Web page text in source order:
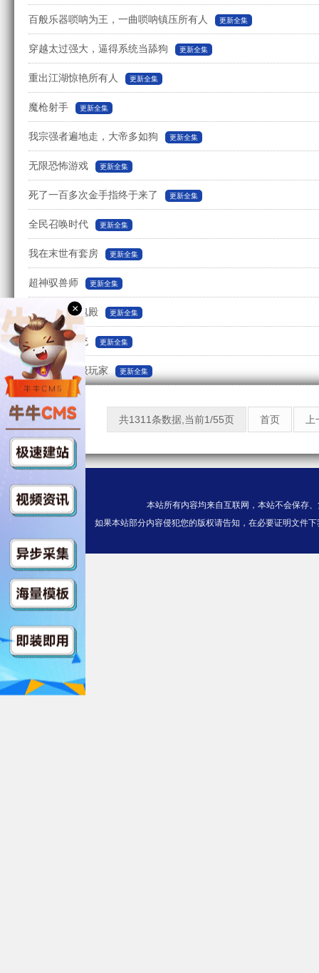
百般乐器唢呐为王，一曲唢呐镇压所有人 更新全集
穿越太过强大，逼得系统当舔狗 更新全集
重出江湖惊艳所有人 更新全集
魔枪射手 更新全集
我宗强者遍地走，大帝多如狗 更新全集
无限恐怖游戏 更新全集
死了一百多次金手指终于来了 更新全集
全民召唤时代 更新全集
我在末世有套房 更新全集
超神驭兽师 更新全集
我有一座英魂殿 更新全集
无敌收徒系统 更新全集
被冰封的超级玩家 更新全集
共1311条数据,当前1/55页 首页
本站所有内容均来自互联网，本站不会保存
如果本站部分内容侵犯您的版权请告知，在必要证明文件
×